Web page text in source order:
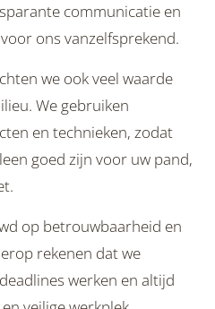
communicatie en
ons vanzelfsprekend.
we ook veel waarde
We gebruiken
en technieken, zodat
goed zijn voor uw pand,
op betrouwbaarheid en
rekenen dat we
werken en altijd